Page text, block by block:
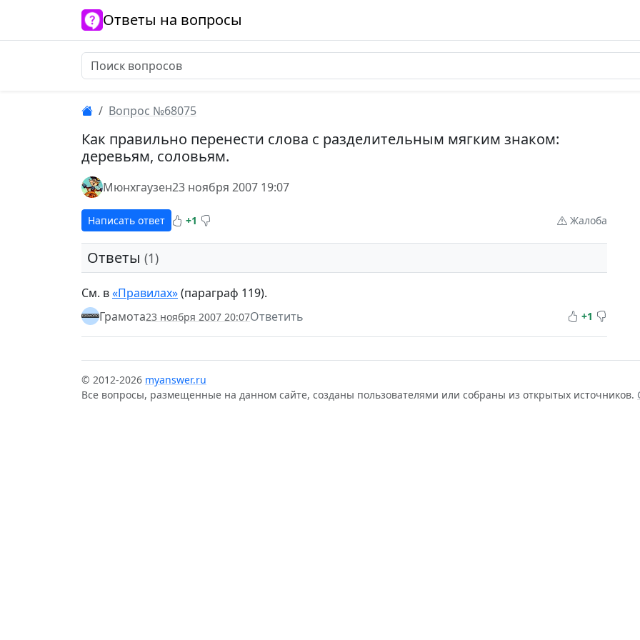
Ответы на вопросы
Вопрос №68075
Как правильно перенести слова с разделительным мягким знаком:
деревьям, соловьям.
Мюнхгаузен23 ноября 2007 19:07
Написать ответ +1 Жалоба
Ответы (1)
См. в«Правилах»(параграф 119).
Грамота23 ноября 2007 20:07Ответить +1
© 2012-2026 myanswer.ru
Все вопросы, размещенные на данном сайте, созданы пользователями или собраны из открытых источников.